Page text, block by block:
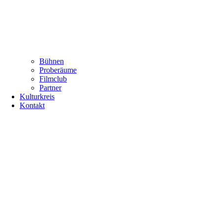
Bühnen
Proberäume
Filmclub
Partner
Kulturkreis
Kontakt